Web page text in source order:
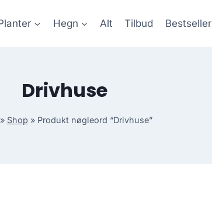
Hegn Alt Tilbud Bestseller
Drivhuse
» Shop » Produkt nøgleord “Drivhuse”